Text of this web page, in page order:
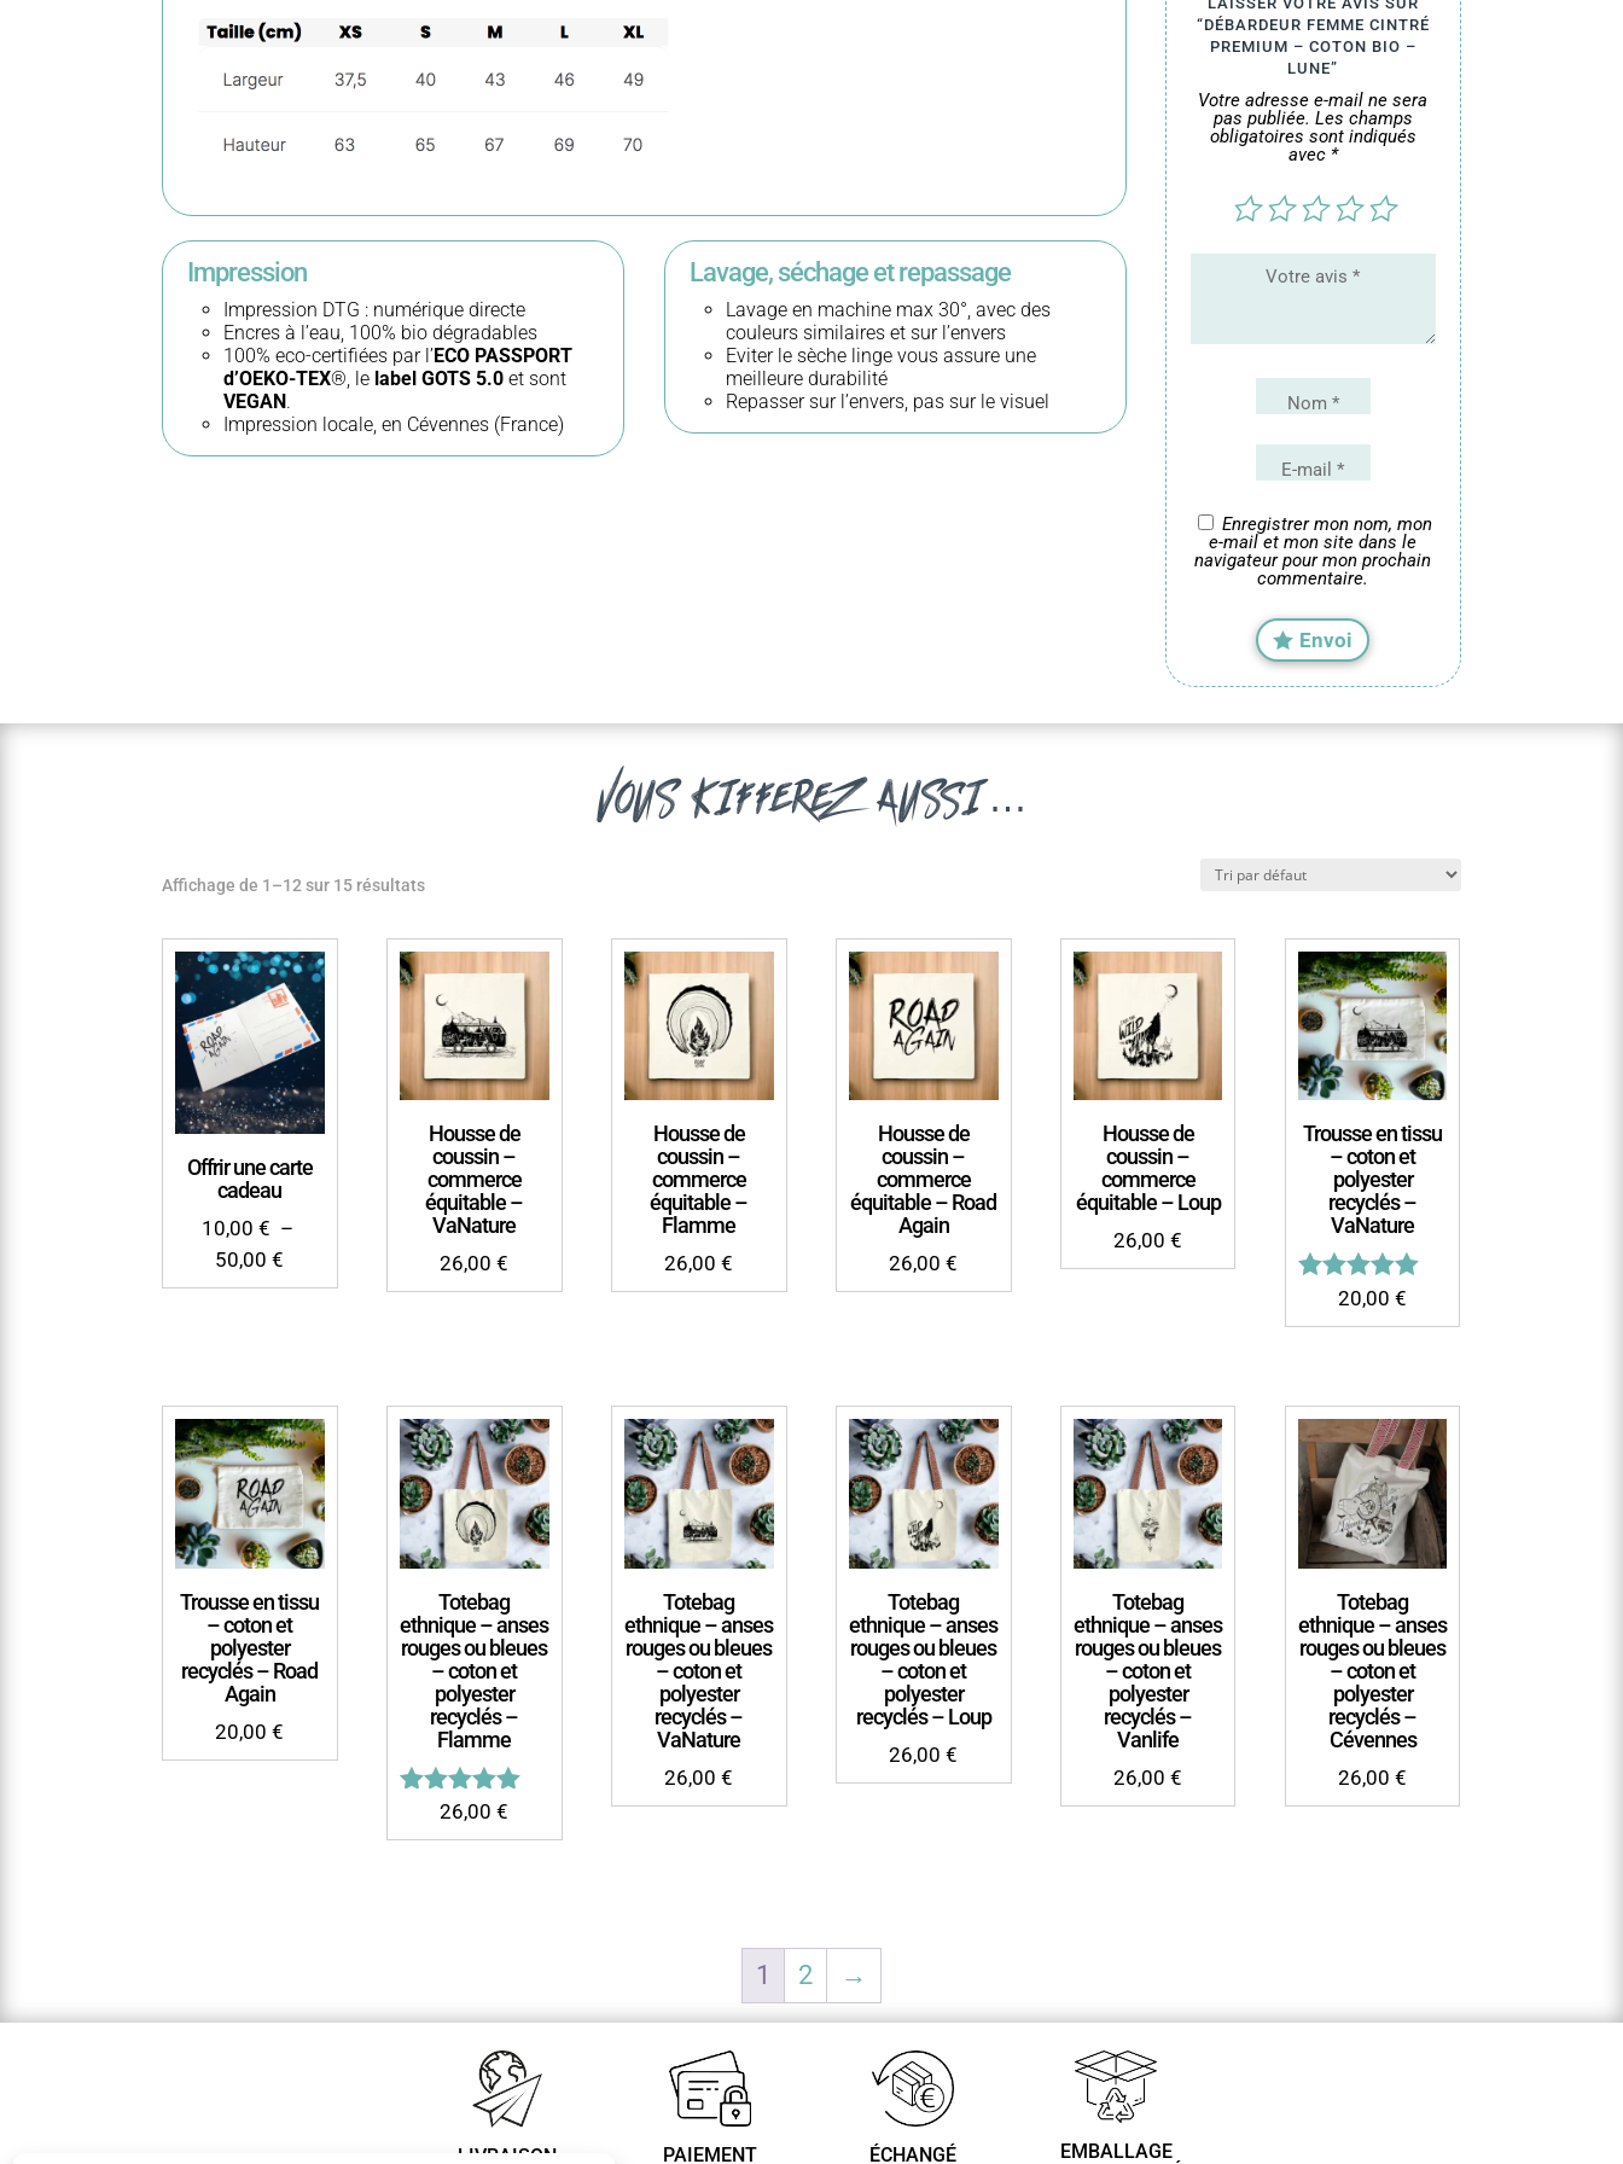
coton
bio
-
Lune
Impression
Impression DTG : numérique directe
Encres à l’eau, 100% bio dégradables
100% eco-certifiées par l’ECO PASSPORT
d’OEKO-TEX®, le label GOTS 5.0 et sont
VEGAN.
Impression locale, en Cévennes (France)
Lavage, séchage et repassage
Lavage en machine max 30°, avec des
couleurs similaires et sur l’envers
Eviter le sèche linge vous assure une
meilleure durabilité
Repasser sur l’envers, pas sur le visuel
“DÉBARDEUR FEMME CINTRÉ
PREMIUM – COTON BIO –
LUNE”
Votre adresse e-mail ne sera
pas publiée. Les champs
obligatoires sont indiqués
avec *
Enregistrer mon nom, mon
e-mail et mon site dans le
navigateur pour mon prochain
commentaire.
Envoi
vous kifferez aussi…
Affichage de 1–12 sur 15 résultats
Offrir une carte
cadeau
10,00 € –
50,00€
de
50,00 €
Housse de
coussin –
commerce
équitable –
VaNature
26,00€
Housse de
coussin –
commerce
équitable –
Flamme
26,00€
Housse de
coussin –
commerce
équitable – Road
Again
26,00€
Housse de
coussin –
commerce
équitable – Loup
26,00€
Trousse en tissu
– coton et
polyester
recyclés –
VaNature
Note20,00€
Trousse en tissu
– coton et
polyester
recyclés – Road
Again
20,00€
Totebag
ethnique – anses
rouges ou bleues
– coton et
polyester
recyclés –
Flamme
Note26,00€
Totebag
ethnique – anses
rouges ou bleues
– coton et
polyester
recyclés –
VaNature
26,00€
Totebag
ethnique – anses
rouges ou bleues
– coton et
polyester
recyclés – Loup
26,00€
Totebag
ethnique – anses
rouges ou bleues
– coton et
polyester
recyclés –
Vanlife
26,00€
Totebag
ethnique – anses
rouges ou bleues
– coton et
polyester
recyclés –
Cévennes
26,00€
1 2 →
LIVRAISON
PAIEMENT
ÉCHANGÉ
EMBALLAGE